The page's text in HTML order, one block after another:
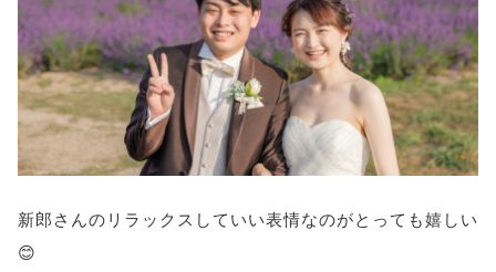
新郎さんのリラックスしていい表情なのがとっても嬉しい
😊